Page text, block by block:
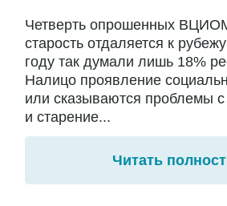
Четверть опрошенных
старость отдаляется к
году так думали лишь 18%
Налицо проявление
или сказываются проблемы
и старение...
Читать